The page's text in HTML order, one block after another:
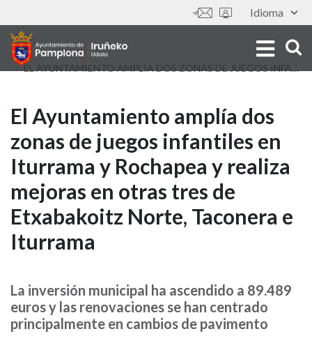
to
main
content
Idioma
Tools
El
Ayuntamiento
amplía
dos
zonas
juegos
infantiles
El Ayuntamiento amplía dos
zonas de juegos infantiles en
Iturrama y Rochapea y realiza
mejoras en otras tres de
Etxabakoitz Norte, Taconera e
Iturrama
La inversión municipal ha ascendido a 89.489
euros y las renovaciones se han centrado
principalmente en cambios de pavimento